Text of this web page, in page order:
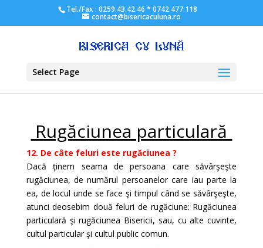
Tel./Fax : 0259.43.42.46 * 0742.477.118
contact@bisericaculuna.ro
Select Page
Rugăciunea particulară
12. De câte feluri este rugăciunea ?
Dacă ţinem seama de persoana care săvârşeşte
rugăciunea, de numărul persoanelor care iau parte la
ea, de locul unde se face şi timpul când se săvârşeşte,
atunci deosebim două feluri de rugăciune: Rugăciunea
particulară şi rugăciunea Bisericii, sau, cu alte cuvinte,
cultul particular şi cultul public comun.